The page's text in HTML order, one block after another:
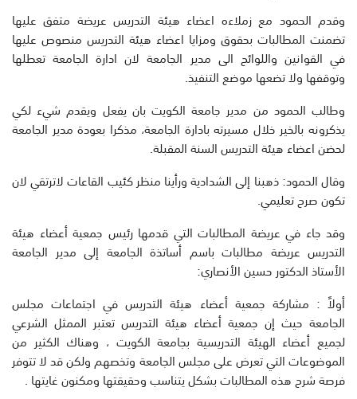
وقدم الحمود مع زملاءه اعضاء هيئة التدريس عريضة متفق عليها
تضمنت المطالبات بحقوق ومزايا اعضاء هيئة التدريس منصوص عليها
في القوانين واللوائح الى مدير الجامعة لان ادارة الجامعة تعطلها
وتوقفها ولا تضعها موضع التنفيذ.
وطالب الحمود من مدير جامعة الكويت بان يفعل ويقدم شيء لكي
يذكرونه بالخير خلال مسيرته بادارة الجامعة، مذكرا بعودة مدير الجامعة
لحضن اعضاء هيئة التدريس السنة المقبلة.
وقال الحمود: ذهبنا إلى الشدادية ورأينا منظر كئيب القاعات لاترتقي لان
تكون صرح تعليمي.
وقد جاء في عريضة المطالبات التي قدمها رئيس جمعية أعضاء هيئة
التدريس عريضة مطالبات باسم أساتذة الجامعة إلى مدير الجامعة
الأستاذ الدكتور حسين الأنصاري:
أولاً : مشاركة جمعية أعضاء هيئة التدريس في اجتماعات مجلس
الجامعة حيث إن جمعية أعضاء هيئة التدريس تعتبر الممثل الشرعي
لجميع أعضاء الهيئة التدريسية بجامعة الكويت ، وهناك الكثير من
الموضوعات التي تعرض على مجلس الجامعة وتخصهم ولكن قد لا تتوفر
فرصة شرح هذه المطالبات بشكل يتناسب وحقيقتها ومكنون غايتها .